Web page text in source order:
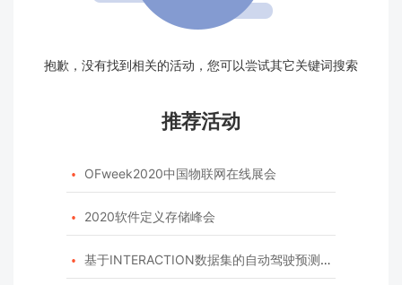
抱歉，没有找到相关的活动，您可以尝试其它关键词搜索
推荐活动
 OFweek2020中国物联网在线展会
 2020软件定义存储峰会
 基于INTERACTION数据集的自动驾驶预测模型挑战赛